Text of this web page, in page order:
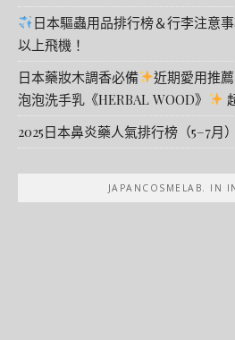
日本驅蟲用品排行榜＆行李注意
以上飛機！
日本藥妝木調香必備
近期愛用推
泡泡洗手乳《HERBAL WOOD》
2025日本鼻炎藥人氣排行榜（5–7月）
JAPANCOSMELAB. IN